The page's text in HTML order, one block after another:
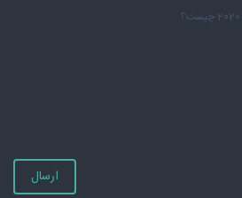
ارسال